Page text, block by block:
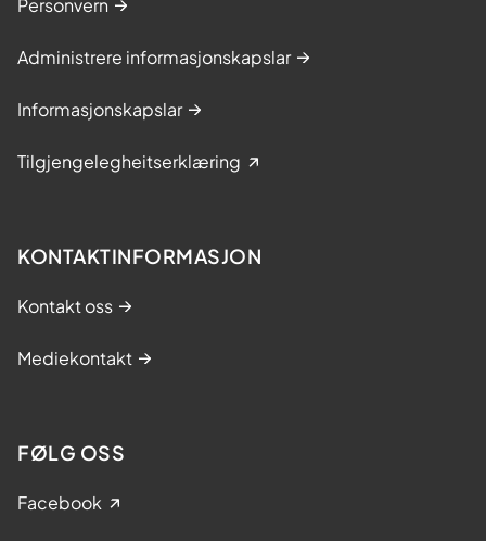
Administrere informasjonskapslar
Informasjonskapslar
Tilgjengelegheitserklæring
KONTAKTINFORMASJON
Kontakt oss
Mediekontakt
FØLG OSS
Facebook